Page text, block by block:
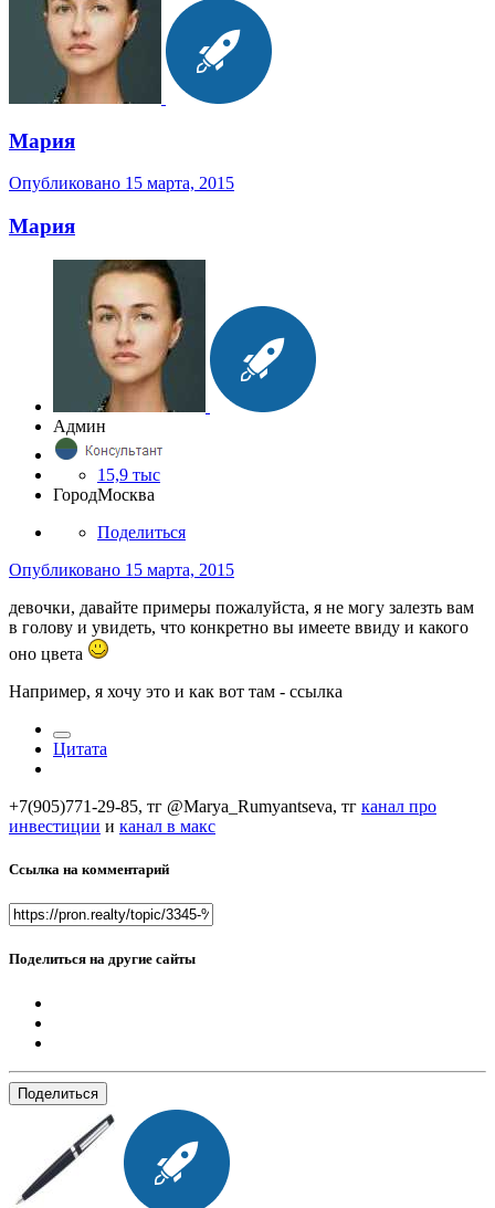
Мария
Опубликовано 15 марта, 2015
Мария
Админ
15,9 тыс
ГородМосква
Поделиться
Опубликовано 15 марта, 2015
девочки, давайте примеры пожалуйста, я не могу залезть вам
в голову и увидеть, что конкретно вы имеете ввиду и какого
оно цвета
Например, я хочу это и как вот там - ссылка
Цитата
+7(905)771-29-85, тг @Marya_Rumyantseva, тг канал про
инвестиции и канал в макс
Ссылка на комментарий
Поделиться на другие сайты
Поделиться